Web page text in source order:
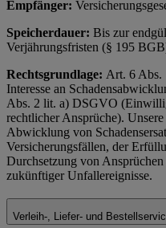
Empfänger:
Speicherdauer: Bis zur
Verjährungsfristen (§ 195
Rechtsgrundlage: Art. 6 Abs.
Interesse an
Abs. 2 lit. a) DSGVO
rechtlicher Ansprüche).
Abwicklung von
Versicherungsfällen, der
Durchsetzung von
zukünftiger Unfallereignisse.
Verleih-, Liefer- und